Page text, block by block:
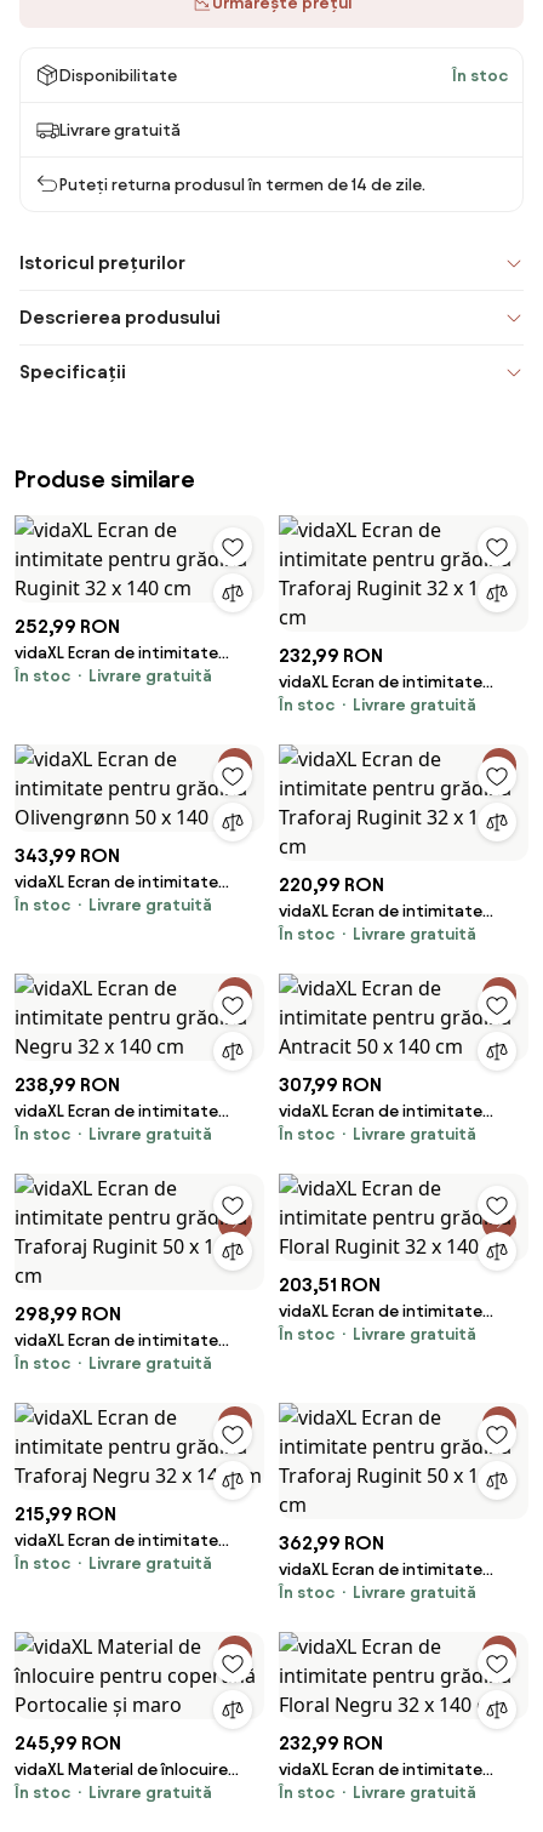
Disponibilitate În stoc
Livrare gratuită
Puteți returna produsul în termen de 14 de zile.
Istoricul prețurilor
Descrierea produsului
Specificații
Produse similare
252,99 RON
vidaXL Ecran de intimitate
pentru grădină Ruginit 32 x 140
În stoc Livrare gratuită
232,99 RON
vidaXL Ecran de intimitate
pentru grădină Traforaj Ruginit
În stoc Livrare gratuită
343,99 RON
vidaXL Ecran de intimitate
pentru grădină Olivengrønn 50
În stoc Livrare gratuită
220,99 RON
vidaXL Ecran de intimitate
pentru grădină Traforaj Ruginit
În stoc Livrare gratuită
238,99 RON
vidaXL Ecran de intimitate
pentru grădină Negru 32 x 140
În stoc Livrare gratuită
307,99 RON
vidaXL Ecran de intimitate
pentru grădină Antracit 50 x
În stoc Livrare gratuită
298,99 RON
vidaXL Ecran de intimitate
pentru grădină Traforaj Ruginit
În stoc Livrare gratuită
203,51 RON
vidaXL Ecran de intimitate
pentru grădină Floral Ruginit 32
În stoc Livrare gratuită
215,99 RON
vidaXL Ecran de intimitate
pentru grădină Traforaj Negru
În stoc Livrare gratuită
362,99 RON
vidaXL Ecran de intimitate
pentru grădină Traforaj Ruginit
În stoc Livrare gratuită
245,99 RON
vidaXL Material de înlocuire
pentru copertină Portocalie și
În stoc Livrare gratuită
232,99 RON
vidaXL Ecran de intimitate
pentru grădină Floral Negru 32 x
În stoc Livrare gratuită